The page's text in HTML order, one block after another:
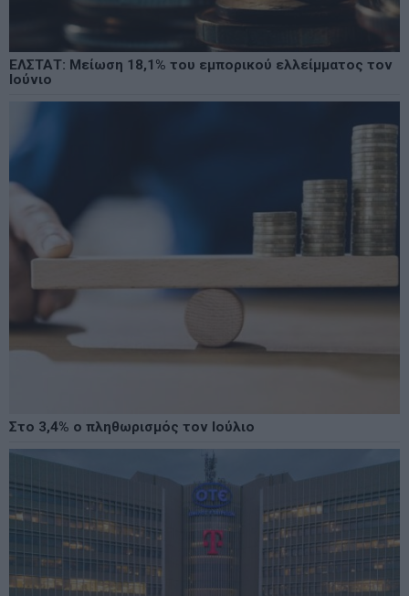
ΕΛΣΤΑΤ: Μείωση 18,1% του εμπορικού ελλείμματος τον
Ιούνιο
Στο 3,4% ο πληθωρισμός τον Ιούλιο